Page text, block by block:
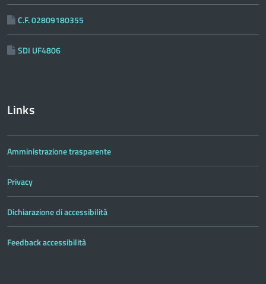
C.F. 02809180355
SDI UF4806
Links
Amministrazione trasparente
Privacy
Dichiarazione di accessibilità
Feedback accessibilità